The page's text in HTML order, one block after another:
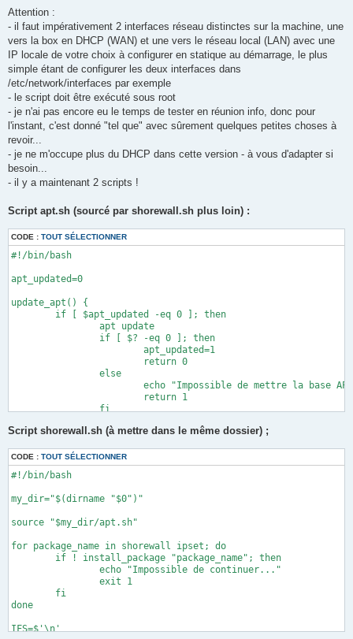
echo -e "\n"
NUMWAN=$((NUMWAN-1))
NUMLAN=$((NUMLAN-1))
#echo -e "\nNUMWAN=$NUMWAN"
#echo -e "\nNUMLAN=$NUMLAN"
WAN=${ARR[$NUMWAN]};
LAN=${ARR[$NUMLAN]};
# pour le serveur local DHCPD
ifconfig $LAN 192.168.100.1/24
echo -e "WAN=$WAN"
echo -e "LAN=$LAN"
echo "
?FORMAT 2
net     $WAN
loc     $LAN            nosmurfs,logmartians,sourceroute=0
" > /etc/shorewall/interfaces
echo "
net	ipv4
" > /etc/shorewall/zones
" > /etc/shorewall/masq
\$FW        all         ACCEPT
loc        net         ACCEPT
# THE FOLLOWING POLICY MUST BE LAST
all        all         REJECT      info
service isc-dhcp-server restart
Attention :
- il faut impérativement 2 interfaces réseau distinctes sur la machine, une
vers la box en DHCP (WAN) et une vers le réseau local (LAN) avec une
IP locale de votre choix à configurer en statique au démarrage, le plus
simple étant de configurer les deux interfaces dans
/etc/network/interfaces par exemple
- le script doit être exécuté sous root
- je n'ai pas encore eu le temps de tester en réunion info, donc pour
l'instant, c'est donné "tel que" avec sûrement quelques petites choses à
revoir...
- je ne m'occupe plus du DHCP dans cette version - à vous d'adapter si
besoin...
- il y a maintenant 2 scripts !
Script apt.sh (sourcé par shorewall.sh plus loin) :
CODE : TOUT SÉLECTIONNER
#!/bin/bash
apt_updated=0
update_apt() {
}
is_package_installed() {
	local package_name="$1"
	dpkg -s "$package_name" &> /dev/null
		# Paquet installé
	else
		return 1
is_package_configured() {
	local package_name="$1"
		if dpkg -l | grep -q "^ii  $package_name "; then
Script shorewall.sh (à mettre dans le même dossier) ;
CODE : TOUT SÉLECTIONNER
#!/bin/bash
my_dir="$(dirname "$0")"
source "$my_dir/apt.sh"
for package_name in shorewall ipset; do
done
IFS=$'\n'